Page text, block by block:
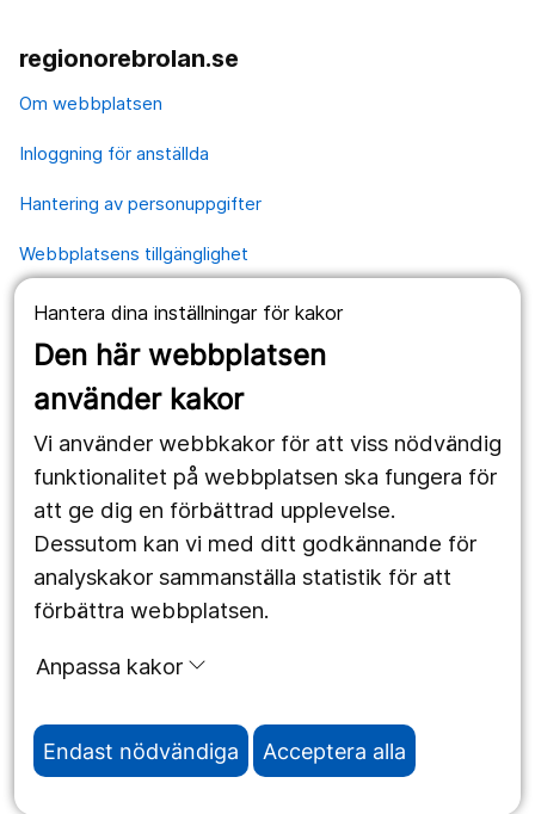
Hantera dina inställningar för kakor
Den här webbplatsen
använder kakor
Vi använder webbkakor för att viss nödvändig
funktionalitet på webbplatsen ska fungera för
att ge dig en förbättrad upplevelse.
Dessutom kan vi med ditt godkännande för
analyskakor sammanställa statistik för att
förbättra webbplatsen.
Anpassa kakor
Endast nödvändiga Acceptera alla
regionorebrolan.se
Om webbplatsen
Inloggning för anställda
Hantering av personuppgifter
Webbplatsens tillgänglighet
Våra webbplatser
1177.se
Region Örebro län
Följ oss
Facebook